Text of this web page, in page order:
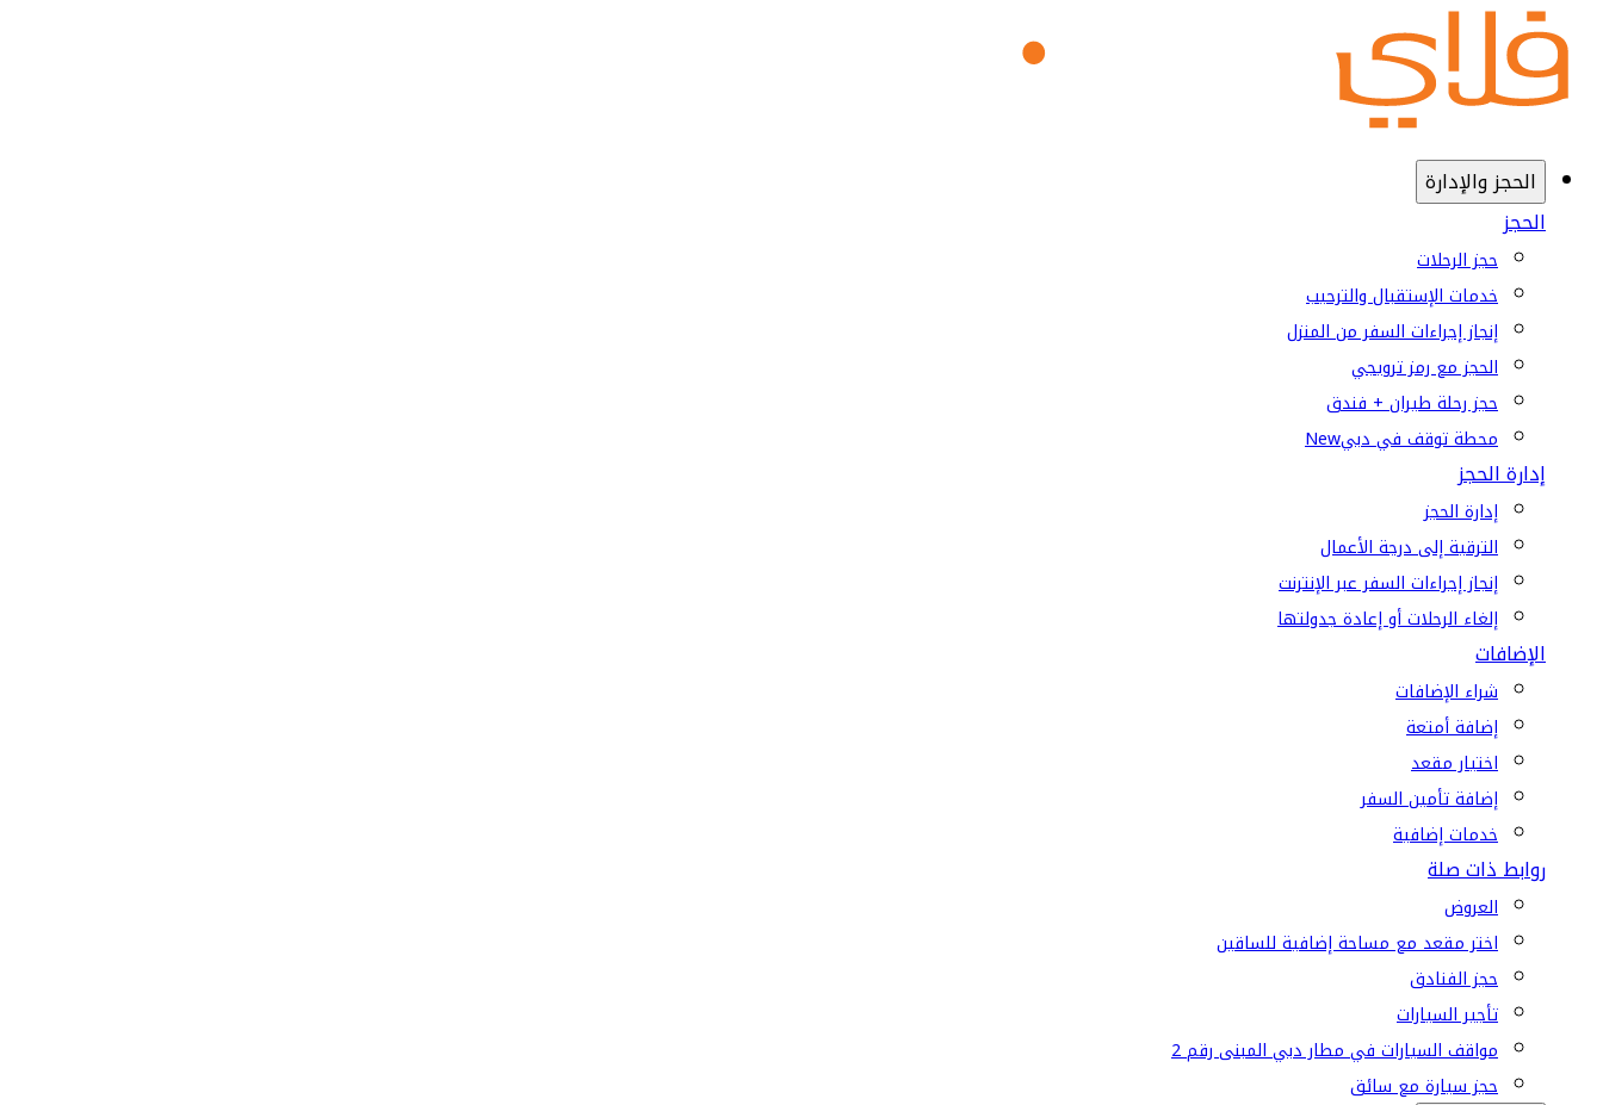
الحجز والإدارة
الحجز
حجز الرحلات
خدمات الإستقبال والترحيب
إنجاز إجراءات السفر من المنزل
الحجز مع رمز ترويجي
حجز رحلة طيران + فندق
محطة توقف في دبيNew
إدارة الحجز
إدارة الحجز
الترقية إلى درجة الأعمال
إنجاز إجراءات السفر عبر الإنترنت
إلغاء الرحلات أو إعادة جدولتها
الإضافات
شراء الإضافات
إضافة أمتعة
اختيار مقعد
إضافة تأمين السفر
خدمات إضافية
روابط ذات صلة
العروض
اختر مقعد مع مساحة إضافية للساقين
حجز الفنادق
تأجير السيارات
مواقف السيارات في مطار دبي المبنى رقم 2
حجز سيارة مع سائق